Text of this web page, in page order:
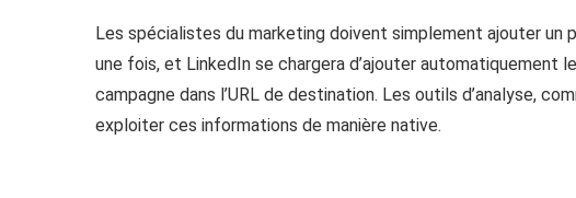
Les spécialistes du marketing doivent simplement ajouter un
une fois, et LinkedIn se chargera d’ajouter automatiquement
campagne dans l’URL de destination. Les outils d’analyse,
exploiter ces informations de manière native.